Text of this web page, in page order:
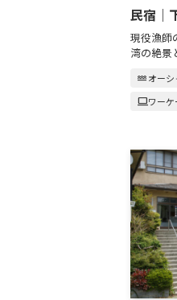
民宿｜
現役漁師
湾の絶景
waterオー
computerワー